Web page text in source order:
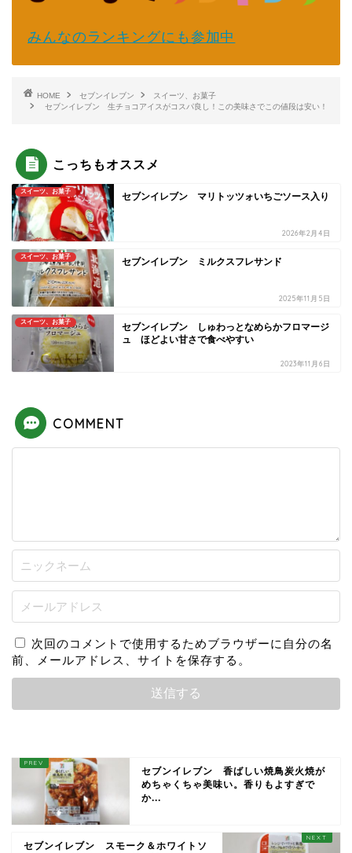
みんなのランキングにも参加中
HOME セブンイレブン
スイーツ、お菓子
セブンイレブン 生チョコアイスがコスパ良し！この美味さでこの値段は安い！
こっちもオススメ
スイーツ、お菓子 セブンイレブン マリトッツォいちごソース入り
2026年2月4日
スイーツ、お菓子 セブンイレブン ミルクスフレサンド
2025年11月5日
スイーツ、お菓子
セブンイレブン しゅわっとなめらかフロマージ
ュ ほどよい甘さで食べやすい
2023年11月6日
COMMENT
次回のコメントで使用するためブラウザーに自分の名
前、メールアドレス、サイトを保存する。
セブンイレブン 香ばしい焼鳥炭火焼が
めちゃくちゃ美味い。香りもよすぎで
か...
セブンイレブン スモーク＆ホワイトソ